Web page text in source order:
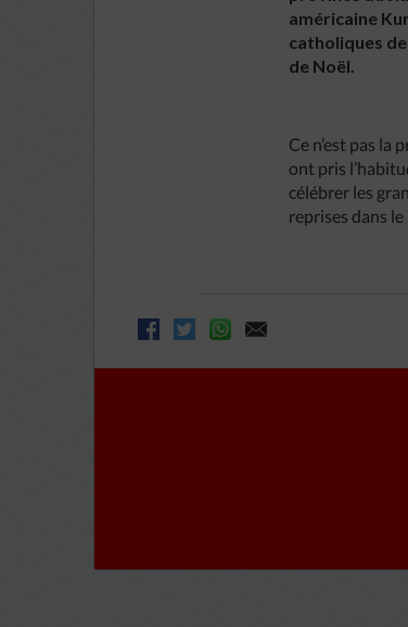
américaine
catholiques
de Noël.
Ce n’est pas
ont pris
célébrer les
reprises dans